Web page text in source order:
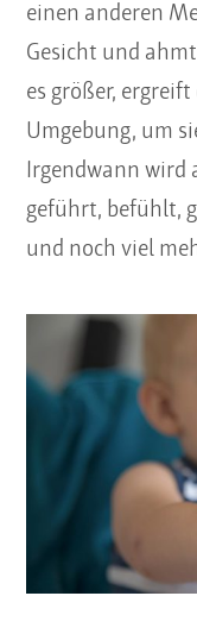
einen anderen
Gesicht und
es größer,
Umgebung, um
Irgendwann wird
geführt, befühlt,
und noch viel